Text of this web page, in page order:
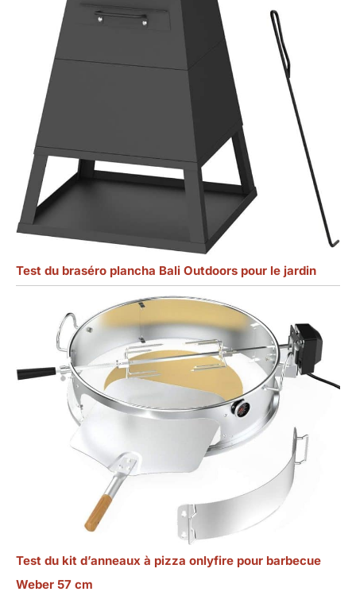
Test du braséro plancha Bali Outdoors pour le jardin
Test du kit d’anneaux à pizza onlyfire pour barbecue
Weber 57 cm